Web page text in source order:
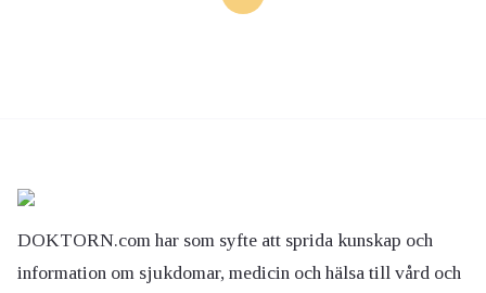
DOKTORN.com har som syfte att sprida kunskap och
information om sjukdomar, medicin och hälsa till vård och